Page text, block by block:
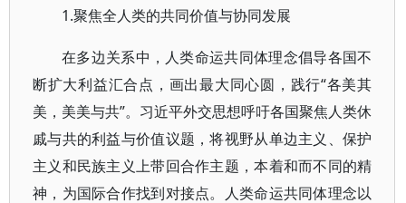
1.聚焦全人类的共同价值与协同发展
在多边关系中，人类命运共同体理念倡导各国不
断扩大利益汇合点，画出最大同心圆，践行“各美其
美，美美与共”。习近平外交思想呼吁各国聚焦人类休
戚与共的利益与价值议题，将视野从单边主义、保护
主义和民族主义上带回合作主题，本着和而不同的精
神，为国际合作找到对接点。人类命运共同体理念以